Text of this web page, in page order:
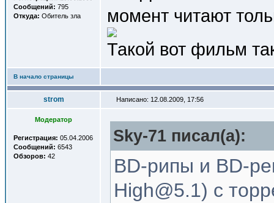
Сообщений: 795
Откуда: Обитель зла
момент читают
Такой вот фильм
В начало страницы
strom Написано: 12.08.2009, 17:56
Модератор
Регистрация: 05.04.2006
Сообщений: 6543
Обзоров: 42
Sky-71 писал(a):
BD-рипы и BD-
High@5.1) с